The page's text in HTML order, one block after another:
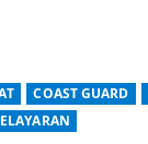
COAST GUARD